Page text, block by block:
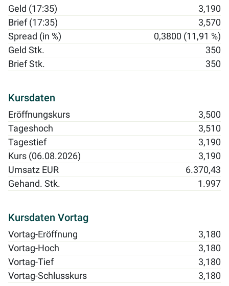
Geld (17:35)
3,190
Brief (17:35)
3,570
Spread (in %)
0,3800 (11,91 %)
Geld Stk.
350
Brief Stk.
350
Kursdaten
Eröffnungskurs
3,500
Tageshoch
3,510
Tagestief
3,190
Kurs (06.08.2026)
3,190
Umsatz EUR
6.370,43
Gehand. Stk.
1.997
Kursdaten Vortag
Vortag-Eröffnung
3,180
Vortag-Hoch
3,180
Vortag-Tief
3,180
Vortag-Schlusskurs
3,180